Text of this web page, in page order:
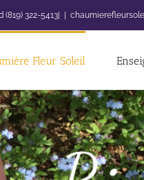
322-5413|
Fleur Soleil